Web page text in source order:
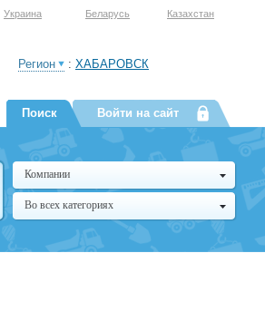
Украина Беларусь Казахстан
Регион : ХАБАРОВСК
Поиск Войти на сайт
Компании
Во всех категориях